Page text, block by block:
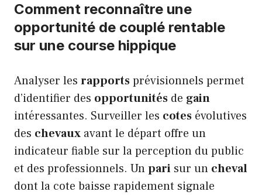
Comment reconnaître une
opportunité de couplé rentable
sur une course hippique
Analyser les rapportsprévisionnels permet
d’identifier des opportunités de gain
intéressantes. Surveiller les cotes évolutives
des chevaux avant le départ offre un
indicateur fiable sur la perception du public
et des professionnels. Unpari sur un cheval
dont la cote baisse rapidement signale